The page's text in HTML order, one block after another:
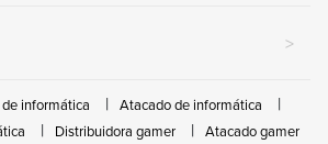
>
informática
Atacado de informática
Distribuidora gamer
Atacado gamer